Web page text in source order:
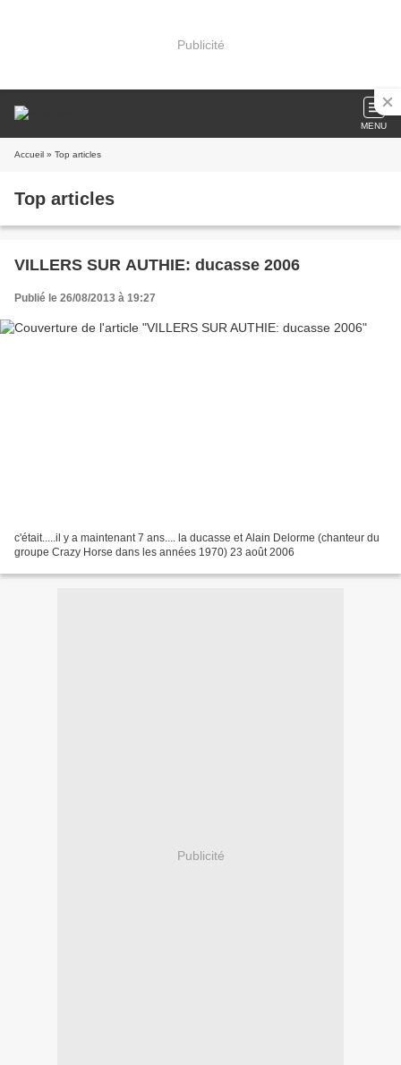
Publicité
MENU
Accueil » Top articles
Top articles
VILLERS SUR AUTHIE: ducasse 2006
Publié le 26/08/2013 à 19:27
c'était.....il y a maintenant 7 ans.... la ducasse et Alain Delorme (chanteur du
groupe Crazy Horse dans les années 1970) 23 août 2006
Publicité